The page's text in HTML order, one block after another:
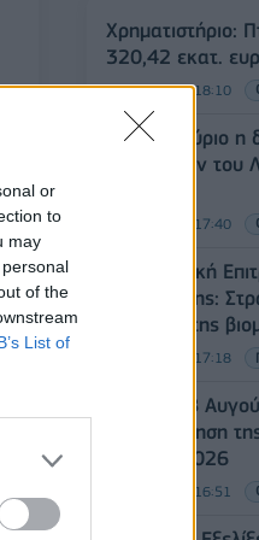
or
to
may
of the
List of
Χρηματιστήριο:
320,42 εκατ.
06/08/2026 - 18:10
ΟΠΕΚΑ: Αύριο η
δικαιούχων
06/08/2026 - 17:40
Κυβερνητική
Μητσοτάκης:
ενίσχυση της
06/08/2026 - 17:18
Από τις 28
ενεργοποίηση
της ΕΑΕ 2026
06/08/2026 - 16:51